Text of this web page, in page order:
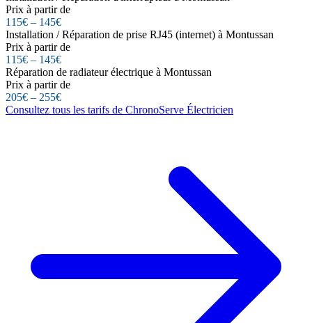
Prix à partir de
115€ – 145€
Installation / Réparation de prise RJ45 (internet) à Montussan
Prix à partir de
115€ – 145€
Réparation de radiateur électrique à Montussan
Prix à partir de
205€ – 255€
Consultez tous les tarifs de ChronoServe Électricien